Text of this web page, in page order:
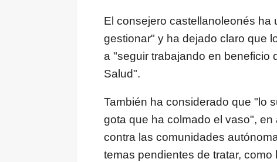
El consejero castellanoleonés ha
gestionar" y ha dejado claro que
a "seguir trabajando en beneficio
Salud".
También ha considerado que "lo
gota que ha colmado el vaso",
contra las comunidades
temas pendientes de tratar,